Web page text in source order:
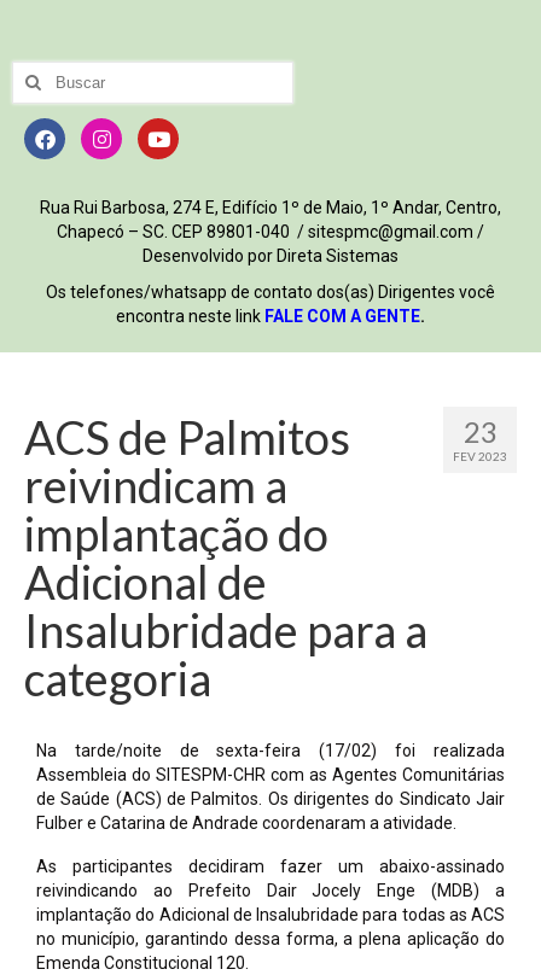
Rua Rui Barbosa, 274 E, Edifício 1º de Maio, 1º Andar, Centro,
Chapecó – SC. CEP 89801-040 / sitespmc@gmail.com /
Desenvolvido por Direta Sistemas
Os telefones/whatsapp de contato dos(as) Dirigentes você
encontra neste link FALE COM A GENTE.
23
FEV 2023
ACS de Palmitos
reivindicam a
implantação do
Adicional de
Insalubridade para a
categoria
Na tarde/noite de sexta-feira (17/02) foi realizada
Assembleia do SITESPM-CHR com as Agentes Comunitárias
de Saúde (ACS) de Palmitos. Os dirigentes do Sindicato Jair
Fulber e Catarina de Andrade coordenaram a atividade.
As participantes decidiram fazer um abaixo-assinado
reivindicando ao Prefeito Dair Jocely Enge (MDB) a
implantação do Adicional de Insalubridade para todas as ACS
no município, garantindo dessa forma, a plena aplicação do
Emenda Constitucional 120.